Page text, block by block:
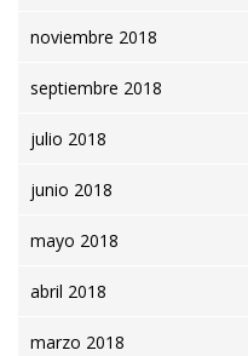
noviembre 2018
septiembre 2018
julio 2018
junio 2018
mayo 2018
abril 2018
marzo 2018